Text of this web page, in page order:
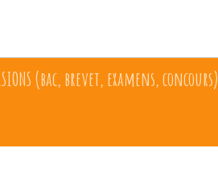
(bac, brevet, examens, concours)